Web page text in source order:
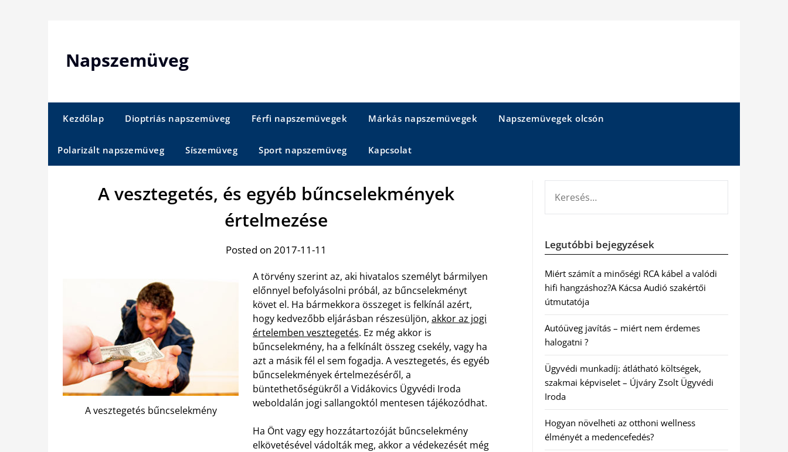
Napszemüveg
Kezdőlap Dioptriás napszemüveg Férfi napszemüvegek Márkás napszemüvegek Napszemüvegek olcsón
Polarizált napszemüveg Síszemüveg Sport napszemüveg Kapcsolat
A vesztegetés, és egyéb bűncselekmények
értelmezése
Posted on 2017-11-11
A vesztegetés bűncselekmény
A törvény szerint az, aki hivatalos személyt bármilyen
előnnyel befolyásolni próbál, az bűncselekményt
követ el. Ha bármekkora összeget is felkínál azért,
hogy kedvezőbb eljárásban részesüljön, akkor az jogi
értelemben vesztegetés. Ez még akkor is
bűncselekmény, ha a felkínált összeg csekély, vagy ha
azt a másik fél el sem fogadja. A vesztegetés, és egyéb
bűncselekmények értelmezéséről, a
büntethetőségükről a Vidákovics Ügyvédi Iroda
weboldalán jogi sallangoktól mentesen tájékozódhat.
Ha Önt vagy egy hozzátartozóját bűncselekmény
elkövetésével vádolták meg, akkor a védekezését még
Legutóbbi bejegyzések
Miért számít a minőségi RCA kábel a valódi
hifi hangzáshoz?A Kácsa Audió szakértői
útmutatója
Autóüveg javítás – miért nem érdemes
halogatni ?
Ügyvédi munkadíj: átlátható költségek,
szakmai képviselet – Újváry Zsolt Ügyvédi
Iroda
Hogyan növelheti az otthoni wellness
élményét a medencefedés?